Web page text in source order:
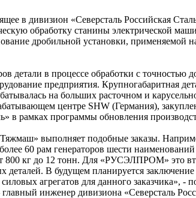
в дивизион «Северсталь Российская
обработку станины электрической
дробильной установки, применяемой
детали в процессе обработки с точностью
предприятия. Крупногабаритная
на больших расточном и
центре SHW (Германия),
в рамках программы обновления
выполняет подобные заказы.
60 рам генераторов шести
800 кг до 12 тонн. Для «РУСЭЛПРОМ» это
деталей. В будущем планируется
агрегатов для данного заказчика», -
инженер дивизиона «Северсталь